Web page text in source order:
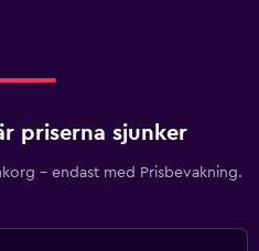
priserna sjunker
– endast med Prisbevakning.